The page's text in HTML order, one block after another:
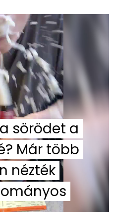
sörödet a
Már több
nézték